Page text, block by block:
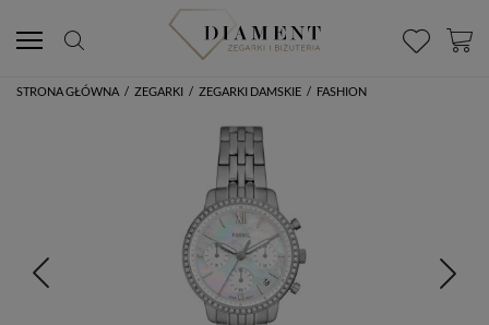
STRONA GŁÓWNA / ZEGARKI / ZEGARKI DAMSKIE / FASHION